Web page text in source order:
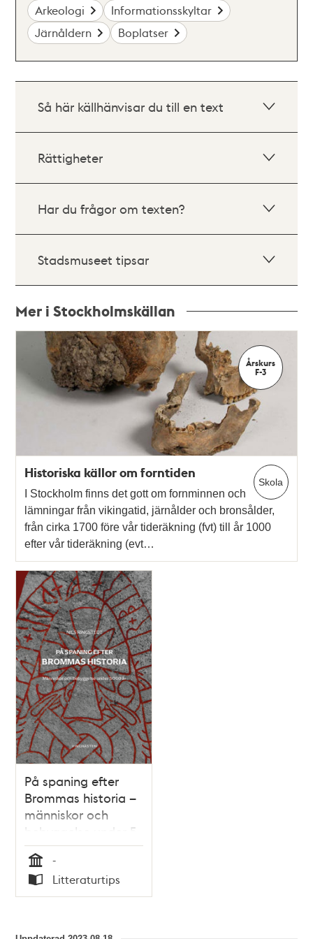
Arkeologi
Informationsskyltar
Järnåldern
Boplatser
Så här källhänvisar du till en text
Rättigheter
Har du frågor om texten?
Stadsmuseet tipsar
Mer i Stockholmskällan
Relaterade
teman
Årskurs
F-3
Skola
Historiska källor om forntiden
I Stockholm finns det gott om fornminnen och
lämningar från vikingatid, järnålder och bronsålder,
från cirka 1700 före vår tideräkning (fvt) till år 1000
efter vår tideräkning (evt…
På spaning efter
Brommas historia –
människor och
bebyggelse under 5
000 år / Nils
Ringstedt
Tid
-
Typ
Litteraturtips